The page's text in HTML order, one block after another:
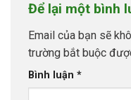
Để lại một bình
Email của bạn sẽ
trường bắt buộc
Bình luận *